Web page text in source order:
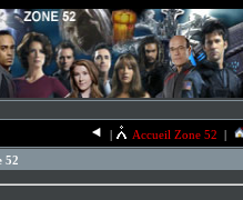
|
Accueil Zone 52 |
52